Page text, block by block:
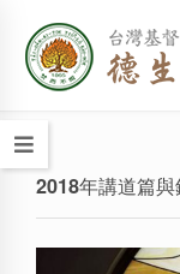
2018年講道篇與